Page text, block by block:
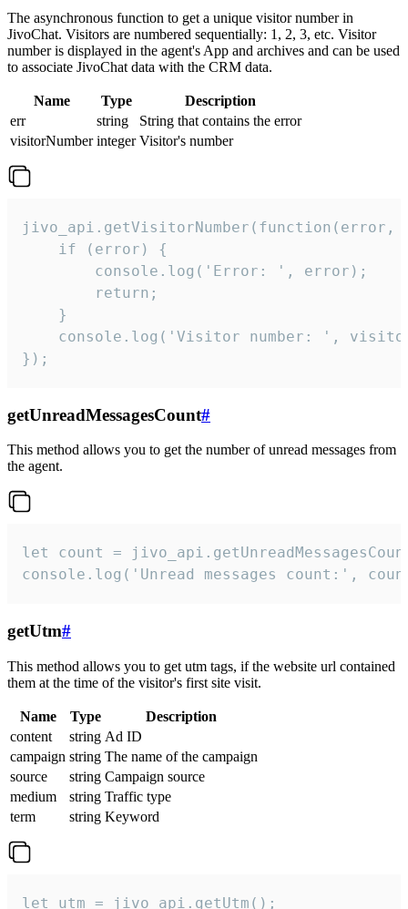
The asynchronous function to get a unique visitor number in
JivoChat. Visitors are numbered sequentially: 1, 2, 3, etc. Visitor
number is displayed in the agent's App and archives and can be used
to associate JivoChat data with the CRM data.
Name Type
Description
err
string
String that contains the error
visitorNumber integer Visitor's number
jivo_api.getVisitorNumber(function(error,
    if (error) {
        console.log('Error: ', error);
        return;
    }
console.log('Visitor number: ',
});
getUnreadMessagesCount#
This method allows you to get the number of unread messages from
the agent.
let count =
console.log('Unread messages count:',
getUtm#
This method allows you to get utm tags, if the website url contained
them at the time of the visitor's first site visit.
Name Type
Description
content
string Ad ID
campaign string The name of the campaign
source
string Campaign source
medium
string Traffic type
term
string Keyword
let utm = jivo_api.getUtm();